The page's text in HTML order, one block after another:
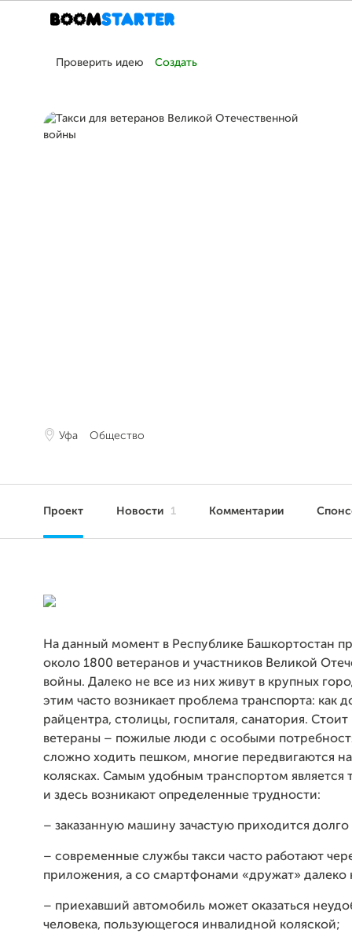
Проверить идею Создать
Уфа Общество
Проект Новости 1 Комментарии
На данный момент в Республике Башкортостан
около 1800 ветеранов и участников Великой
войны. Далеко не все из них живут в крупных
этим часто возникает проблема транспорта: как
райцентра, столицы, госпиталя, санатория.
ветераны – пожилые люди с особыми
сложно ходить пешком, многие передвигаются
колясках. Самым удобным транспортом является
и здесь возникают определенные трудности:
– заказанную машину зачастую приходится долго
– современные службы такси часто работают
приложения, а со смартфонами «дружат» далеко
– приехавший автомобиль может оказаться
человека, пользующегося инвалидной коляской;